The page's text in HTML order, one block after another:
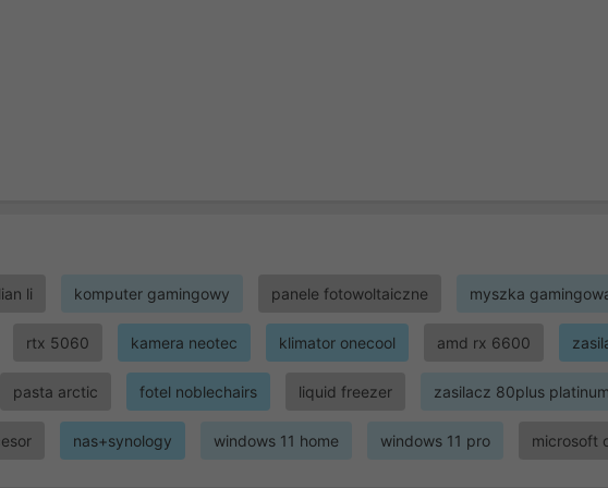
li komputer gamingowy panele fotowoltaiczne myszka
rtx 5060 kamera neotec klimator onecool amd rx 6600
pasta arctic fotel noblechairs liquid freezer zasilacz 80plus platinum
nas+synology windows 11 home windows 11 pro microsoft